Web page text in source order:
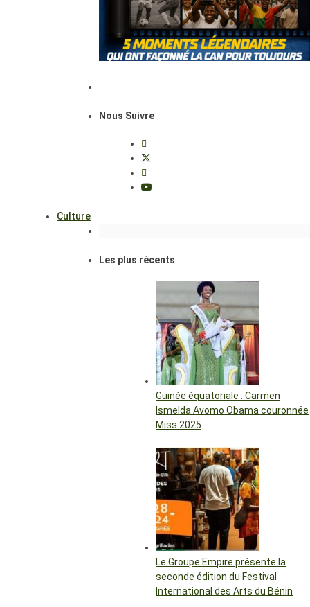
Nous Suivre
Culture
Les plus récents
Guinée équatoriale : Carmen
Ismelda Avomo Obama couronnée
Miss 2025
Le Groupe Empire présente la
seconde édition du Festival
International des Arts du Bénin